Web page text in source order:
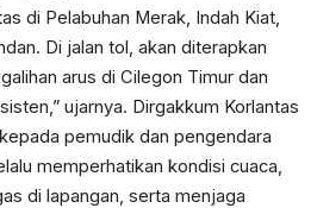
di Pelabuhan Merak, Indah Kiat,
Di jalan tol, akan diterapkan
arus di Cilegon Timur dan
ujarnya. Dirgakkum Korlantas
pemudik dan pengendara
memperhatikan kondisi cuaca,
di lapangan, serta menjaga